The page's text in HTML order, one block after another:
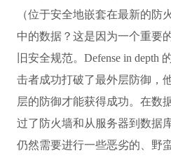
（位于安全地嵌套在最新的防
中的数据？这是因为一个重要
旧安全规范。Defense in depth
击者成功打破了最外层防御，
层的防御才能获得成功。在数
过了防火墙和从服务器到数据
仍然需要进行一些恶劣的、野